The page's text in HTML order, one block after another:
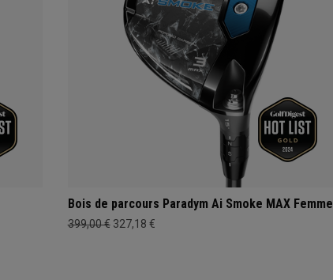
Bois de parcours Paradym Ai Smoke MAX Femme
399,00 € 327,18 €